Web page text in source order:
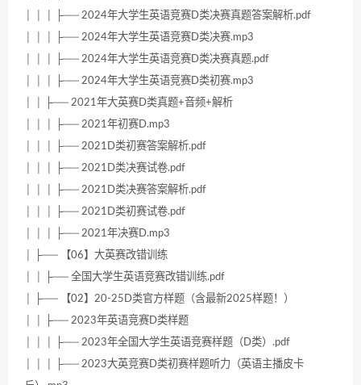
│ │ │ ├── 2024年大学生英语竞赛D类决赛真题答案解析.pdf
│ │ │ ├── 2024年大学生英语竞赛D类决赛.mp3
│ │ │ ├── 2024年大学生英语竞赛D类决赛真题.pdf
│ │ │ ├── 2024年大学生英语竞赛D类初赛.mp3
│ │ ├── 2021年大英赛D类真题+音频+解析
│ │ │ ├── 2021年初赛D.mp3
│ │ │ ├── 2021D类初赛答案解析.pdf
│ │ │ ├── 2021D类决赛试卷.pdf
│ │ │ ├── 2021D类决赛答案解析.pdf
│ │ │ ├── 2021D类初赛试卷.pdf
│ │ │ ├── 2021年决赛D.mp3
│ ├── 【06】大英赛改错训练
│ │ ├── 全国大学生英语竞赛改错训练.pdf
│ ├── 【02】20-25D类官方样题（含最新2025样题！）
│ │ ├── 2023年英语竞赛D类样题
│ │ │ ├── 2023年全国大学生英语竞赛样题（D类）.pdf
│ │ │ ├── 2023大英竞赛D类初赛样题听力（英语主播皮卡